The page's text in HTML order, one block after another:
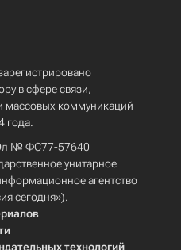
в сфере связи,
массовых коммуникаций
года.
Эл № ФС77-57640
унитарное
агентство
сегодня»).
технологий